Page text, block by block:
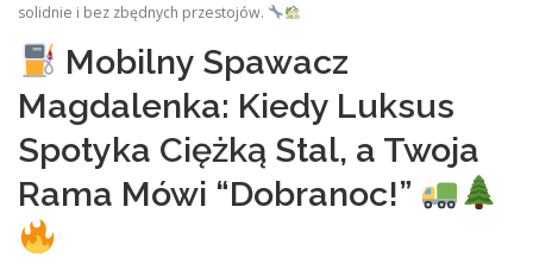
solidnie i bez zbędnych przestojów.
Mobilny Spawacz
Magdalenka: Kiedy Luksus
Spotyka Ciężką Stal, a Twoja
Rama Mówi “Dobranoc!”